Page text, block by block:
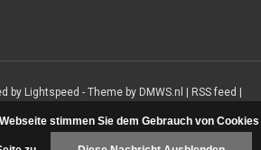
by Lightspeed - Theme by DMWS.nl RSS feed
stimmen Sie dem Gebrauch von Cookies